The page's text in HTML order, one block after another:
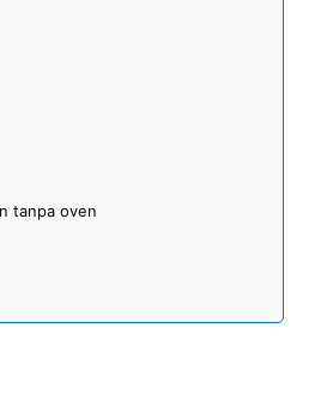
tanpa oven